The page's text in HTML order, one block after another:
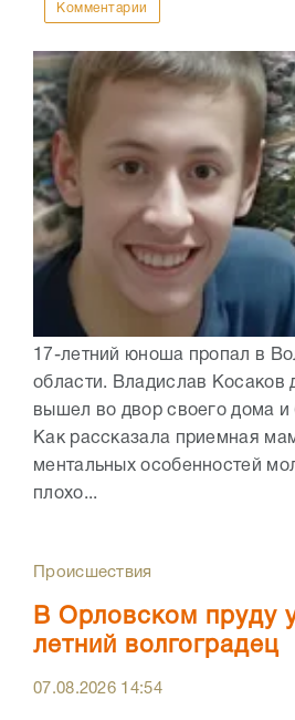
Комментарии
17-летний юноша пропал в
области. Владислав Косаков
вышел во двор своего дома и
Как рассказала приемная
ментальных особенностей
плохо...
Происшествия
В Орловском пруду
летний волгоградец
07.08.2026 14:54